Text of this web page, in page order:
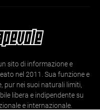
sito di informazione e
nel 2011. Sua funzione e
pur nei suoi naturali limiti,
libera e indipendente su
e internazionale.